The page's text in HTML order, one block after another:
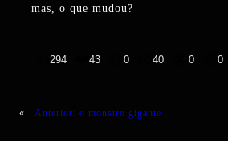
mas, o que mudou?
294 43 0 40 0 0
« Anterior: o monstro gigante